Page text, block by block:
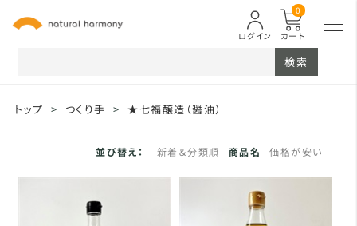
カート
0
ログイン
検索
トップ > つくり手 > ★七福醸造（醤油）
並び替え： 新着＆分類順 商品名 価格が安い